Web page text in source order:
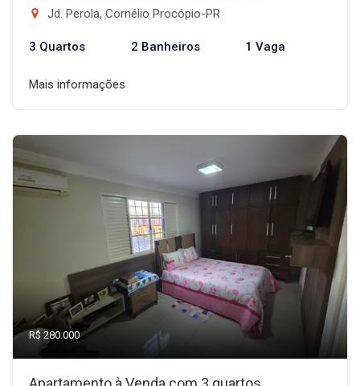
Jd. Perola, Cornélio Procópio-PR
3 Quartos 2 Banheiros 1 Vaga
Mais informações
R$ 280.000